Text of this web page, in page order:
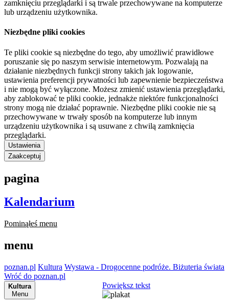
zamknięciu przeglądarki i są trwale przechowywane na komputerze
lub urządzeniu użytkownika.
Niezbędne pliki cookies
Te pliki cookie są niezbędne do tego, aby umożliwić prawidłowe
poruszanie się po naszym serwisie internetowym. Pozwalają na
działanie niezbędnych funkcji strony takich jak logowanie,
ustawienia preferencji prywatności lub zapewnienie bezpieczeństwa
i nie mogą być wyłączone. Możesz zmienić ustawienia przeglądarki,
aby zablokować te pliki cookie, jednakże niektóre funkcjonalności
strony mogą nie działać poprawnie. Niezbędne pliki cookie nie są
przechowywane w trwały sposób na komputerze lub innym
urządzeniu użytkownika i są usuwane z chwilą zamknięcia
przeglądarki.
Ustawienia
Zaakceptuj
pagina
Kalendarium
Pominąłeś menu
menu
poznan.pl Kultura Wystawa - Drogocenne podróże. Biżuteria świata
Wróć do poznan.pl
Kultura
Menu
Powiększ tekst